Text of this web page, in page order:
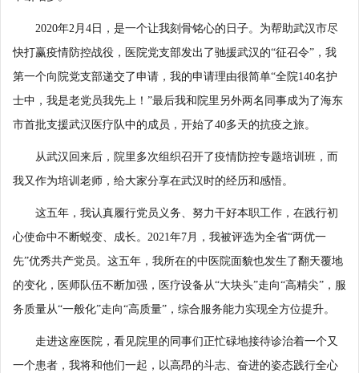
2020年2月4日，是一个让我刻骨铭心的日子。为帮助武汉市尽
快打赢疫情防控战役，医院党支部发出了驰援武汉的“征召令”，我
第一个向院党支部递交了申请，我的申请理由很简单“全院140名护
士中，我是老党员我先上！”最后我和院里另外两名同事成为了海东
市首批支援武汉医疗队中的成员，开始了40多天的抗疫之旅。
从武汉回来后，院里多次组织召开了疫情防控专题培训班，而
我又作为培训老师，给大家分享在武汉时的经历和感悟。
这五年，我认真履行党员义务、努力干好本职工作，在践行初
心使命中不断蜕变、成长。2021年7月，我被评选为全省“两优一
先”优秀共产党员。这五年，我所在的中医院面貌也发生了翻天覆地
的变化，医师队伍不断加强，医疗设备从“大块头”走向“高精尖”，服
务质量从“一般化”走向“高质量”，综合服务能力实现全方位提升。
走进这座医院，看见院里的同事们正忙碌地接待诊治着一个又
一个患者，我将和他们一起，以高昂的斗志、奋进的姿态践行全心